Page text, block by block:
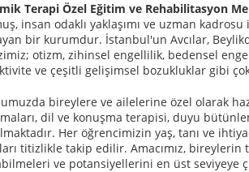
Terapi Özel Eğitim ve Rehabilitasyon
insan odaklı yaklaşımı ve uzman
bir kurumdur. İstanbul'un Avcılar,
otizm, zihinsel engellilik, bedensel
ve çeşitli gelişimsel bozukluklar gibi
bireylere ve ailelerine özel olarak
dil ve konuşma terapisi, duyu
Her öğrencimizin yaş, tanı ve
titizlikle takip edilir. Amacımız,
ve potansiyellerini en üst seviyeye